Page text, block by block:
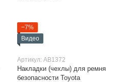
−7%
Видео
Артикул: AB1372
Накладки (чехлы) для ремня
безопасности Toyota